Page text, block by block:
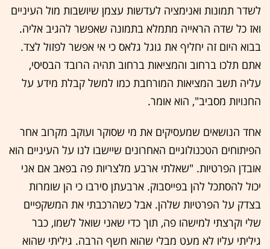
לשדר תמונות ואנימציה לעדשות עצמן שיושבות מול העיניים
ואז כל שדה הראייה מתמלא בתמונה שאפשר להגיב אליה.
בבוא היום זה יחליף את גוגל גלאס כי אי אפשר לפזול לצד.
אתם תלכו ברחוב והמציאות ברחוב תהיה הרובד הבסיסי,
עליה תשב המציאות המורחבת כמו למשל קבלת מידע על
החנויות מסביב", הוא אומר.
אחד הנושאים שמעסיקים את מי שסוקר ועוקב מקרוב אחר
הפיתוחים הטכנולוגיים האחרונים שיישבו לנו על העיניים הוא
אובדן הפרטיות. "שאלתי ארבע מלצריות פה בפאב אם אני
יכול להסתכל להן בפייסבוק. ארבעתן סירבו כי הן שומרות
בצדק על הפרטיות שלהן. אבל כשהרכבתי את המשקפיים
שלי וקרצתי למישהו פה, תוך כדי שאני שואל לשמו, כבר
גיליתי עליו לא מעט מבלי שהוא חשף הרבה. גיליתי שהוא